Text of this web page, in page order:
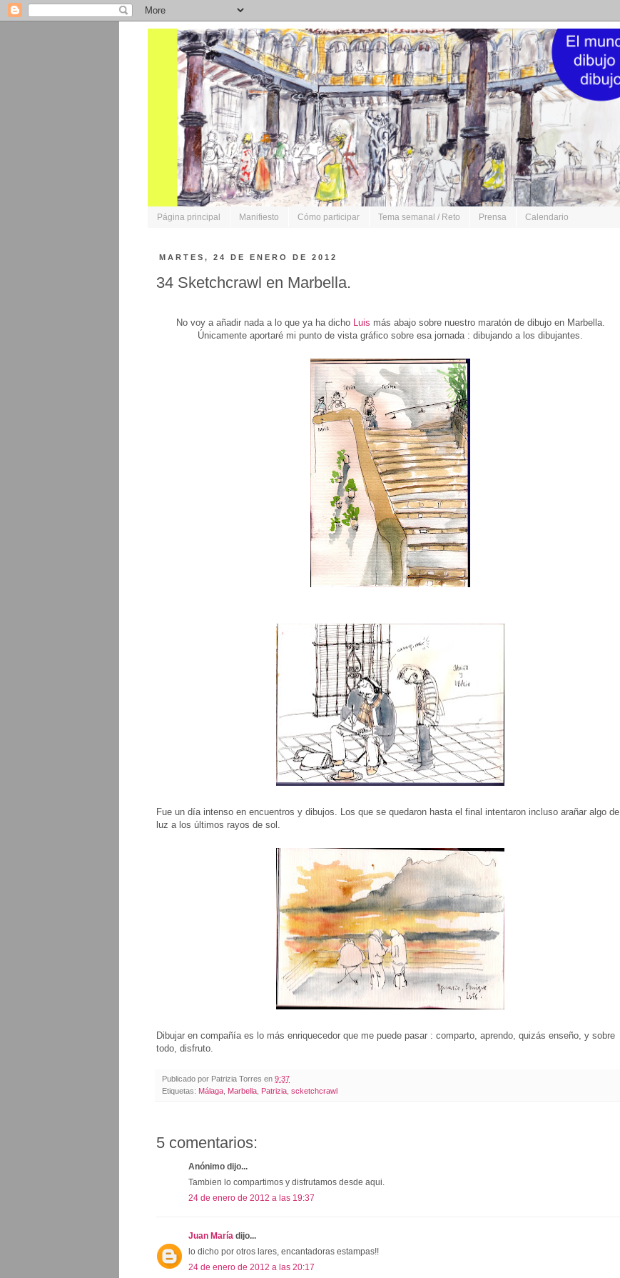
Página principal Manifiesto Cómo participar Tema semanal / Reto Prensa Calendario
MARTES, 24 DE ENERO DE 2012
34 Sketchcrawl en Marbella.
No voy a añadir nada a lo que ya ha dicho Luis más abajo sobre nuestro maratón de dibujo en Marbella.
Únicamente aportaré mi punto de vista gráfico sobre esa jornada : dibujando a los dibujantes.
Fue un día intenso en encuentros y dibujos. Los que se quedaron hasta el final intentaron incluso arañar algo de
luz a los últimos rayos de sol.
Dibujar en compañía es lo más enriquecedor que me puede pasar : comparto, aprendo, quizás enseño, y sobre
todo, disfruto.
Publicado por Patrizia Torres en 9:37
Etiquetas: Málaga Marbella Patrizia scketchcrawl
5 comentarios:
Anónimo dijo...
Tambien lo compartimos y disfrutamos desde aqui.
24 de enero de 2012 a las 19:37
Juan María dijo...
lo dicho por otros lares, encantadoras estampas!!
24 de enero de 2012 a las 20:17